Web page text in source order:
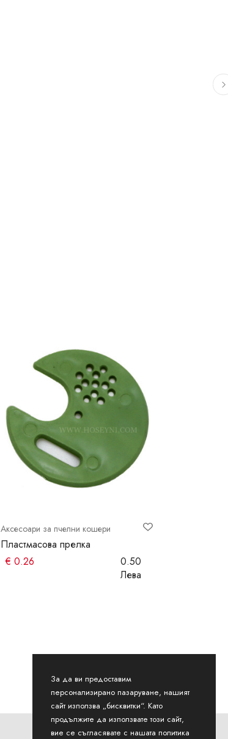
Аксесоари за пчелни кошери
Пластмасова прелка
€ 0.26
0.50
Лева
За да ви предоставим
персонализирано пазаруване, нашият
сайт използва „бисквитки“. Като
продължите да използвате този сайт,
вие се съгласявате с нашата политика